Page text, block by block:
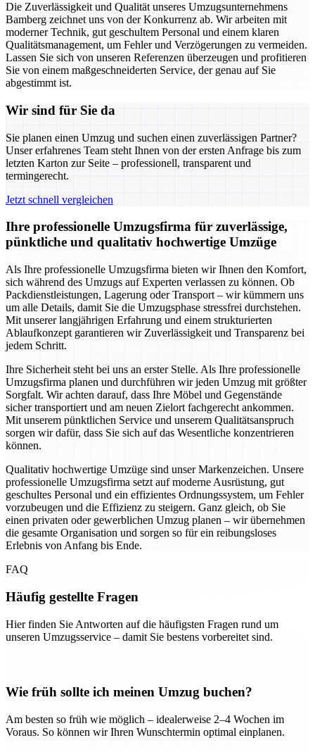
Die Zuverlässigkeit und Qualität unseres Umzugsunternehmens
Bamberg zeichnet uns von der Konkurrenz ab. Wir arbeiten mit
moderner Technik, gut geschultem Personal und einem klaren
Qualitätsmanagement, um Fehler und Verzögerungen zu vermeiden.
Lassen Sie sich von unseren Referenzen überzeugen und profitieren
Sie von einem maßgeschneiderten Service, der genau auf Sie
abgestimmt ist.
Wir sind für Sie da
Sie planen einen Umzug und suchen einen zuverlässigen Partner?
Unser erfahrenes Team steht Ihnen von der ersten Anfrage bis zum
letzten Karton zur Seite – professionell, transparent und
termingerecht.
Jetzt schnell vergleichen
Ihre professionelle Umzugsfirma für zuverlässige,
pünktliche und qualitativ hochwertige Umzüge
Als Ihre professionelle Umzugsfirma bieten wir Ihnen den Komfort,
sich während des Umzugs auf Experten verlassen zu können. Ob
Packdienstleistungen, Lagerung oder Transport – wir kümmern uns
um alle Details, damit Sie die Umzugsphase stressfrei durchstehen.
Mit unserer langjährigen Erfahrung und einem strukturierten
Ablaufkonzept garantieren wir Zuverlässigkeit und Transparenz bei
jedem Schritt.
Ihre Sicherheit steht bei uns an erster Stelle. Als Ihre professionelle
Umzugsfirma planen und durchführen wir jeden Umzug mit größter
Sorgfalt. Wir achten darauf, dass Ihre Möbel und Gegenstände
sicher transportiert und am neuen Zielort fachgerecht ankommen.
Mit unserem pünktlichen Service und unserem Qualitätsanspruch
sorgen wir dafür, dass Sie sich auf das Wesentliche konzentrieren
können.
Qualitativ hochwertige Umzüge sind unser Markenzeichen. Unsere
professionelle Umzugsfirma setzt auf moderne Ausrüstung, gut
geschultes Personal und ein effizientes Ordnungssystem, um Fehler
vorzubeugen und die Effizienz zu steigern. Ganz gleich, ob Sie
einen privaten oder gewerblichen Umzug planen – wir übernehmen
die gesamte Organisation und sorgen so für ein reibungsloses
Erlebnis von Anfang bis Ende.
FAQ
Häufig gestellte Fragen
Hier finden Sie Antworten auf die häufigsten Fragen rund um
unseren Umzugsservice – damit Sie bestens vorbereitet sind.
Wie früh sollte ich meinen Umzug buchen?
Am besten so früh wie möglich – idealerweise 2–4 Wochen im
Voraus. So können wir Ihren Wunschtermin optimal einplanen.